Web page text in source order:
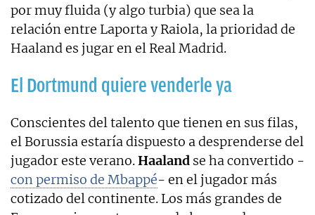
por muy fluida (y algo turbia) que sea la
relación entre Laporta y Raiola, la prioridad de
Haaland es jugar en el Real Madrid.
El Dortmund quiere venderle ya
Conscientes del talento que tienen en sus filas,
el Borussia estaría dispuesto a desprenderse del
jugador este verano.Haaland se ha convertido -
con permiso de Mbappé- en el jugador más
cotizado del continente. Los más grandes de